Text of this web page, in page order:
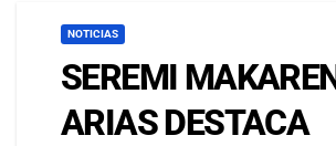
NOTICIAS
SEREMI
ARIAS DESTACA